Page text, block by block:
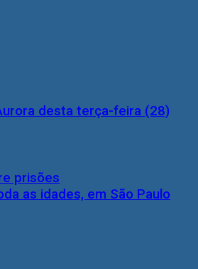
desta terça-feira (28)
as idades, em São Paulo
prisões